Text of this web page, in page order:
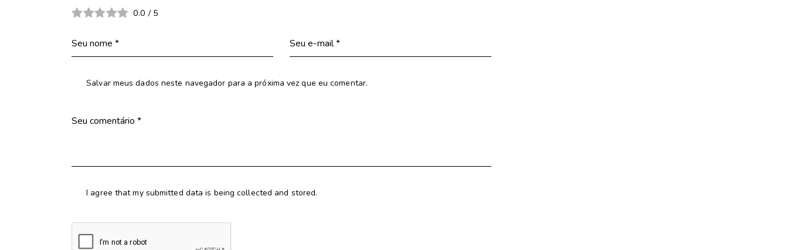
0.0 / 5
Salvar meus dados neste navegador para a próxima vez que eu comentar.
I agree that my submitted data is being collected and stored.